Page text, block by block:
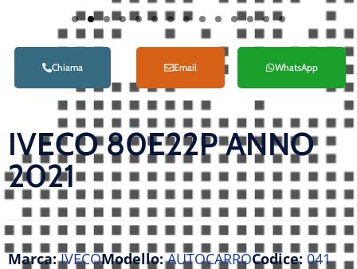
Chiama Email WhatsApp
IVECO 80E22P ANNO
2021
Marca:IVECOModello:AUTOCARROCodice: 041